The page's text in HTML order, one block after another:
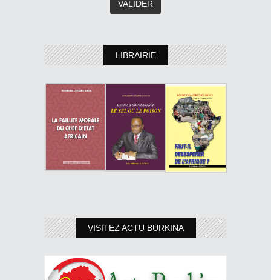
LIBRAIRIE
VISITEZ ACTU BURKINA